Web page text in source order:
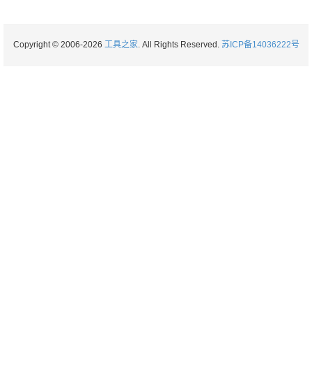
Copyright © 2006-2026 工具之家. All Rights Reserved. 苏ICP备14036222号